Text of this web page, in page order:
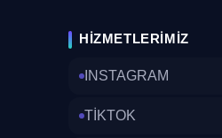
HIZMETLERIMIZ
INSTAGRAM
TİKTOK